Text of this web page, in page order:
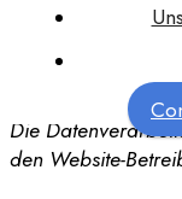
Wer ist
Die
den Website-